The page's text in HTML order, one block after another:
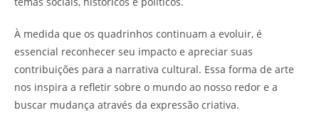
À medida que os quadrinhos continuam a evoluir, é
essencial reconhecer seu impacto e apreciar suas
contribuições para a narrativa cultural. Essa forma de arte
nos inspira a refletir sobre o mundo ao nosso redor e a
buscar mudança através da expressão criativa.